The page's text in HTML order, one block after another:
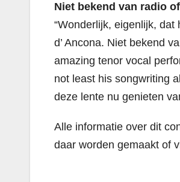
Niet bekend van radio
“Wonderlijk, eigenlijk,
d’ Ancona. Niet bekend
amazing tenor vocal
not least his songwriting
deze lente nu genieten
Alle informatie over dit
daar worden gemaakt of